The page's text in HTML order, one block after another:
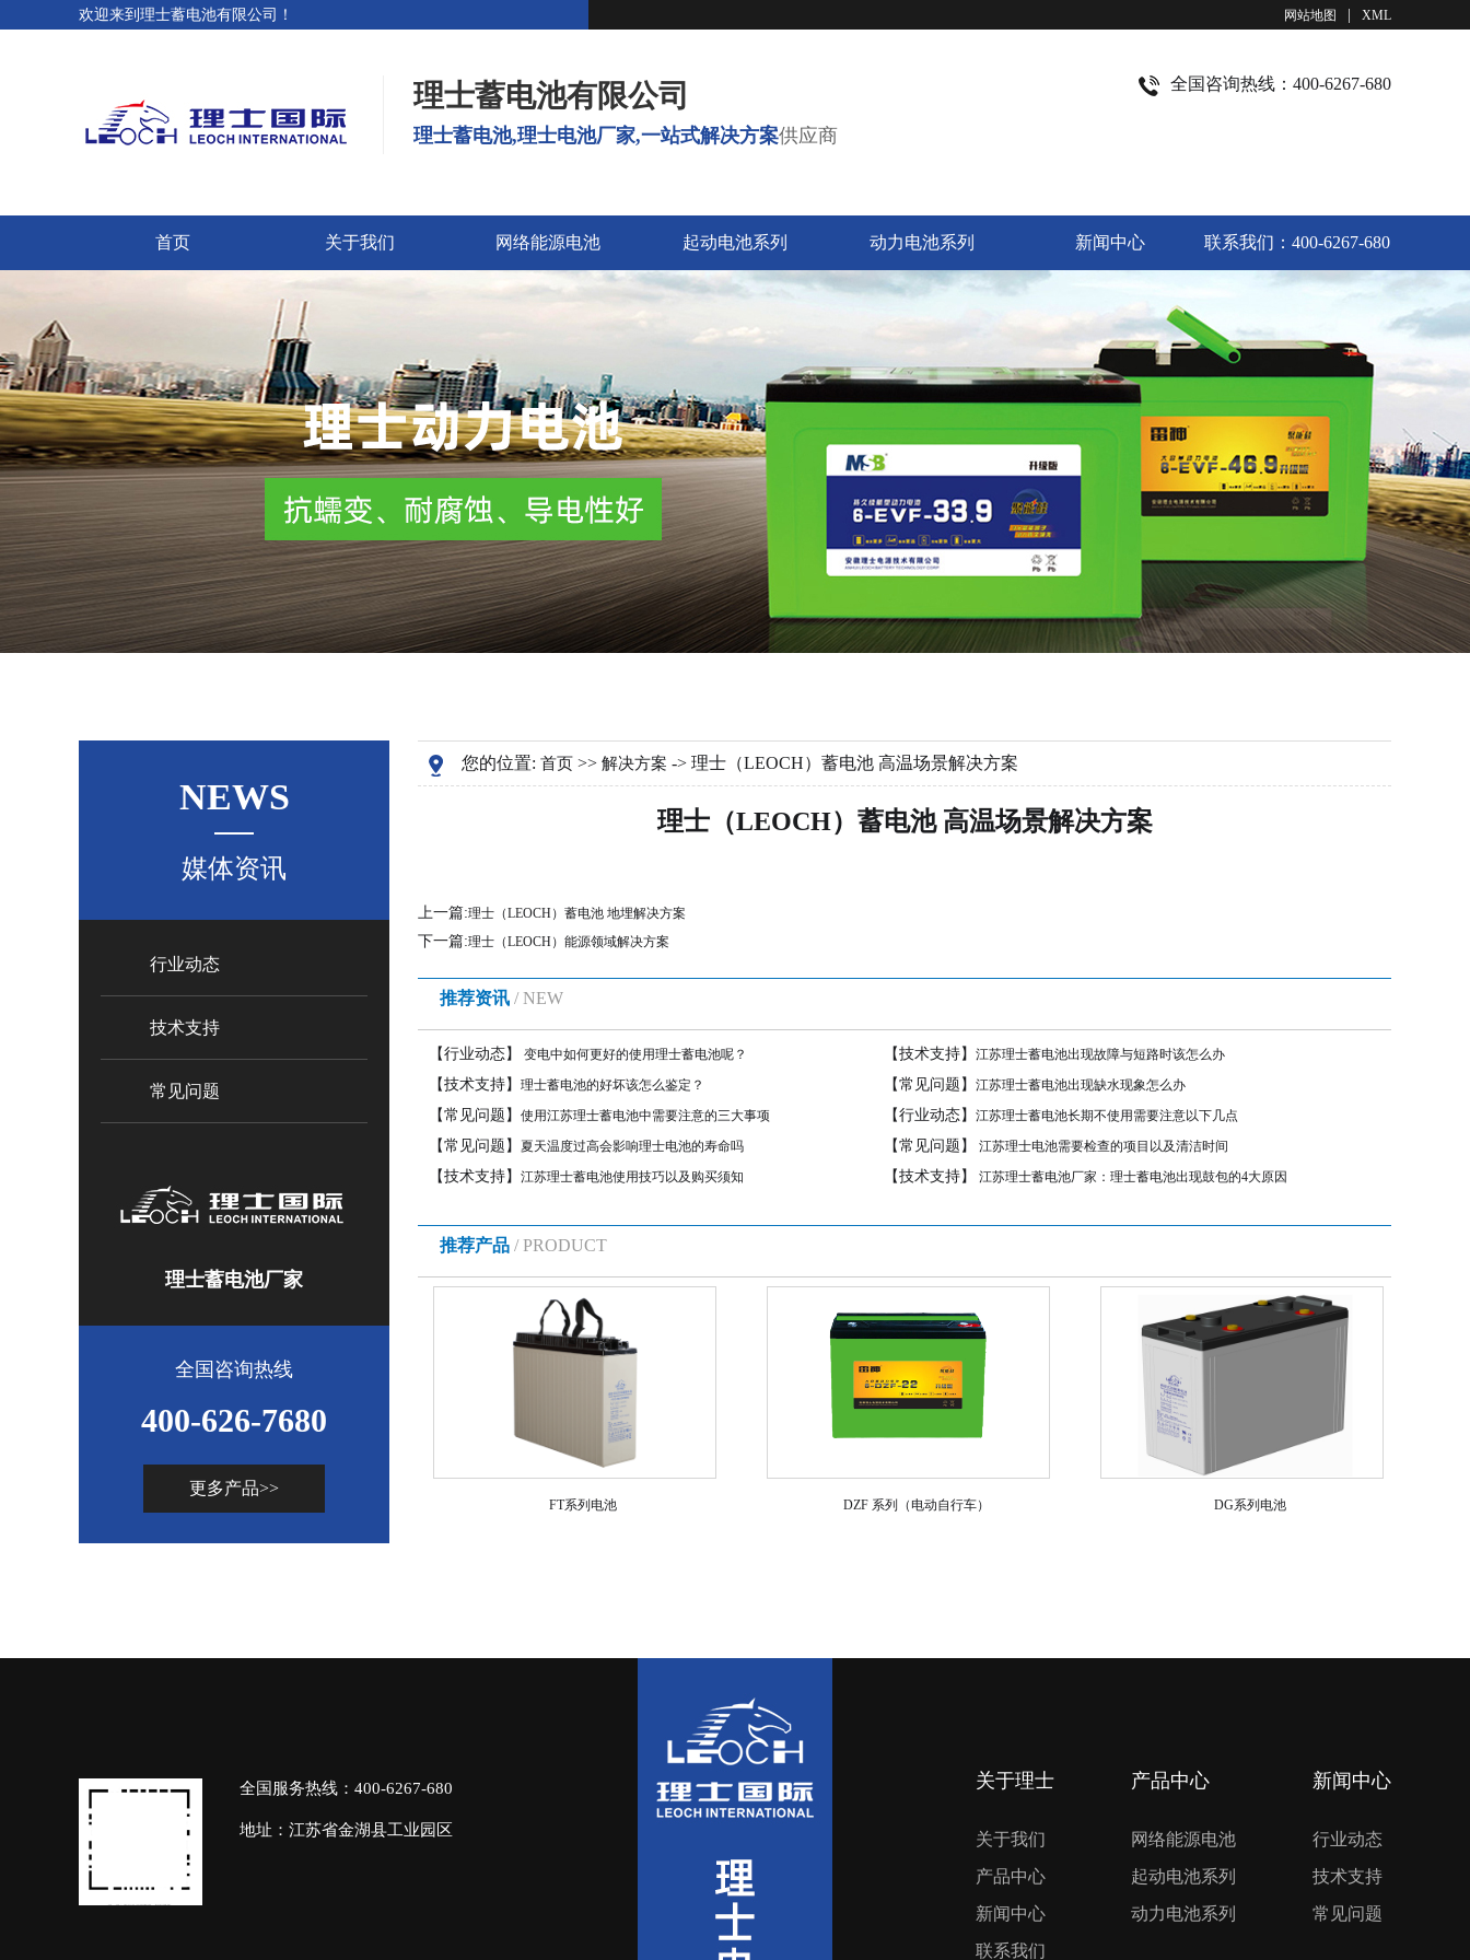
欢迎来到理士蓄电池有限公司！ 网站地图 XML
理士蓄电池有限公司
理士蓄电池,理士电池厂家,一站式解决方案供应商
全国咨询热线：400-6267-680
首页 关于我们 网络能源电池 起动电池系列 动力电池系列 新闻中心 联系我们：400-6267-680
NEWS
媒体资讯
行业动态
技术支持
常见问题
理士蓄电池厂家
全国咨询热线
400-626-7680
更多产品>>
您的位置: 首页 >> 解决方案 -> 理士（LEOCH）蓄电池 高温场景解决方案
理士（LEOCH）蓄电池 高温场景解决方案
上一篇:理士（LEOCH）蓄电池 地埋解决方案
下一篇:理士（LEOCH）能源领域解决方案
推荐资讯 / NEW
【行业动态】 变电中如何更好的使用理士蓄电池呢？ 【技术支持】 江苏理士蓄电池出现故障与短路时该怎么办
【技术支持】 理士蓄电池的好坏该怎么鉴定？ 【常见问题】 江苏理士蓄电池出现缺水现象怎么办
【常见问题】 使用江苏理士蓄电池中需要注意的三大事项 【行业动态】 江苏理士蓄电池长期不使用需要注意以下几点
【常见问题】 夏天温度过高会影响理士电池的寿命吗 【常见问题】 江苏理士电池需要检查的项目以及清洁时间
【技术支持】 江苏理士蓄电池使用技巧以及购买须知 【技术支持】 江苏理士蓄电池厂家：理士蓄电池出现鼓包的4大原因
推荐产品 / PRODUCT
FT系列电池 DZF 系列（电动自行车） DG系列电池
全国服务热线：400-6267-680
地址：江苏省金湖县工业园区
关于理士
关于我们
产品中心
新闻中心
联系我们
产品中心
网络能源电池
起动电池系列
动力电池系列
新闻中心
行业动态
技术支持
常见问题